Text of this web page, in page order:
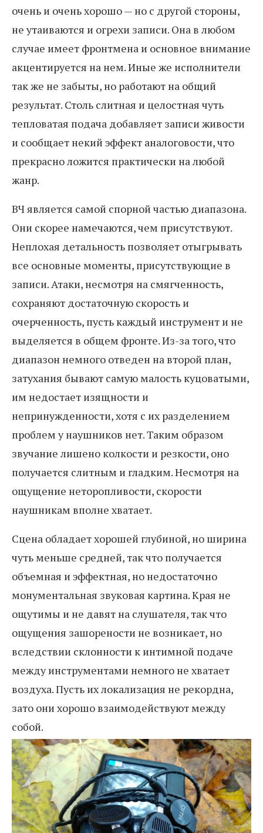
очень и очень хорошо — но с другой стороны,
не утаиваются и огрехи записи. Она в любом
случае имеет фронтмена и основное внимание
акцентируется на нем. Иные же исполнители
так же не забыты, но работают на общий
результат. Столь слитная и целостная чуть
тепловатая подача добавляет записи живости
и сообщает некий эффект аналоговости, что
прекрасно ложится практически на любой
жанр.
ВЧ является самой спорной частью диапазона.
Они скорее намечаются, чем присутствуют.
Неплохая детальность позволяет отыгрывать
все основные моменты, присутствующие в
записи. Атаки, несмотря на смягченность,
сохраняют достаточную скорость и
очерченность, пусть каждый инструмент и не
выделяется в общем фронте. Из-за того, что
диапазон немного отведен на второй план,
затухания бывают самую малость куцоватыми,
им недостает изящности и
непринужденности, хотя с их разделением
проблем у наушников нет. Таким образом
звучание лишено колкости и резкости, оно
получается слитным и гладким. Несмотря на
ощущение неторопливости, скорости
наушникам вполне хватает.
Сцена обладает хорошей глубиной, но ширина
чуть меньше средней, так что получается
объемная и эффектная, но недостаточно
монументальная звуковая картина. Края не
ощутимы и не давят на слушателя, так что
ощущения зашорености не возникает, но
вследствии склонности к интимной подаче
между инструментами немного не хватает
воздуха. Пусть их локализация не рекордна,
зато они хорошо взаимодействуют между
собой.